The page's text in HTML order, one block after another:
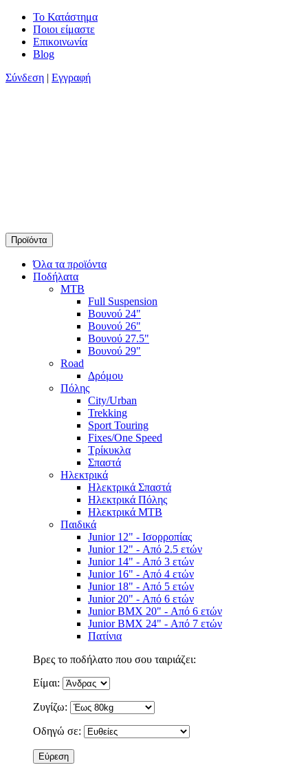
Skip
content
Το Κατάστημα
Ποιοι είμαστε
Επικοινωνία
Blog
Σύνδεση | Εγγραφή
Timamopoulos.gr
45 χρόνια πρώτοι στο ποδήλατο
Προϊόντα
Όλα τα προϊόντα
Ποδήλατα
MTB
Full Suspension
Βουνού 24"
Βουνού 26"
Βουνού 27.5"
Βουνού 29"
Road
Δρόμου
Πόλης
City/Urban
Trekking
Sport Touring
Fixes/One Speed
Τρίκυκλα
Σπαστά
Ηλεκτρικά
Ηλεκτρικά Σπαστά
Ηλεκτρικά Πόλης
Ηλεκτρικά MTB
Παιδικά
Junior 12" - Ισορροπίας
Junior 12" - Από 2.5 ετών
Junior 14" - Από 3 ετών
Junior 16" - Από 4 ετών
Junior 18" - Από 5 ετών
Junior 20" - Από 6 ετών
Junior BMX 20" - Από 6 ετών
Junior BMX 24" - Από 7 ετών
Πατίνια
Βρες το ποδήλατο που σου ταιριάζει:
Είμαι:
Ζυγίζω:
Οδηγώ σε: